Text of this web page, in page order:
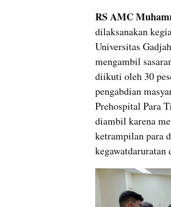
RS AMC
dilaksanakan
Universitas
mengambil
diikuti oleh 30
pengabdian
Prehospital Para
diambil karena
ketrampilan para
kegawatdaruratan